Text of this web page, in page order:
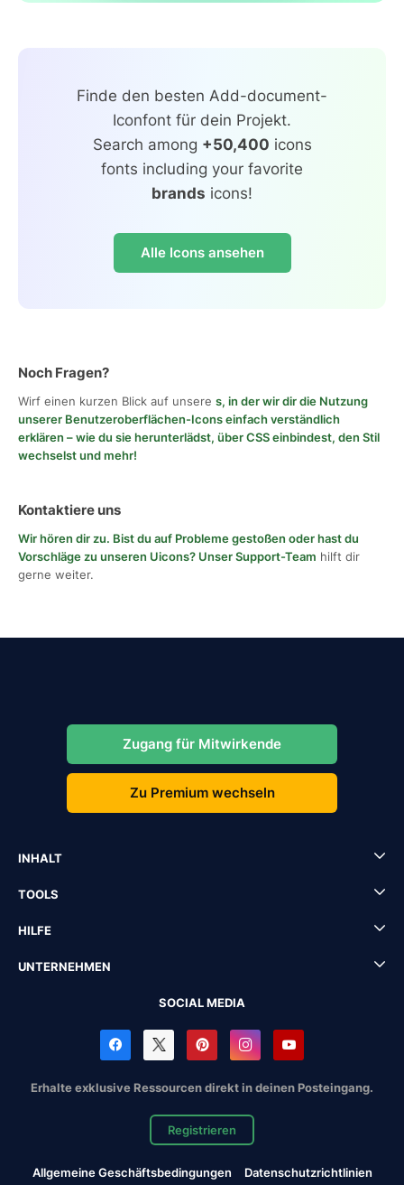
Finde den besten Add-document-
Iconfont für dein Projekt.
Search among +50,400 icons
fonts including your favorite
brands icons!
Alle Icons ansehen
Noch Fragen?
Wirf einen kurzen Blick auf unsere s, in der wir dir die Nutzung
unserer Benutzeroberflächen-Icons einfach verständlich
erklären – wie du sie herunterlädst, über CSS einbindest, den Stil
wechselst und mehr!
Kontaktiere uns
Wir hören dir zu. Bist du auf Probleme gestoßen oder hast du
Vorschläge zu unseren Uicons? Unser Support-Team hilft dir
gerne weiter.
Zugang für Mitwirkende
Zu Premium wechseln
INHALT
TOOLS
HILFE
UNTERNEHMEN
SOCIAL MEDIA
Erhalte exklusive Ressourcen direkt in deinen Posteingang.
Registrieren
Allgemeine Geschäftsbedingungen
Datenschutzrichtlinien